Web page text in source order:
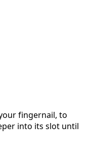
fingernail, to
into its slot until